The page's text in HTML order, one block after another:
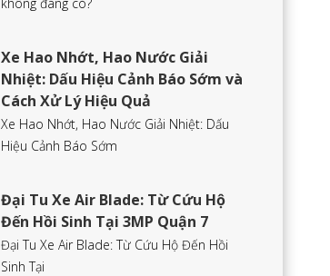
Xe Hao Nhớt, Hao Nước Giải
Nhiệt: Dấu Hiệu Cảnh Báo Sớm và
Cách Xử Lý Hiệu Quả
Xe Hao Nhớt, Hao Nước Giải Nhiệt: Dấu
Hiệu Cảnh Báo Sớm
Đại Tu Xe Air Blade: Từ Cứu Hộ
Đến Hồi Sinh Tại 3MP Quận 7
Đại Tu Xe Air Blade: Từ Cứu Hộ Đến Hồi
Sinh Tại